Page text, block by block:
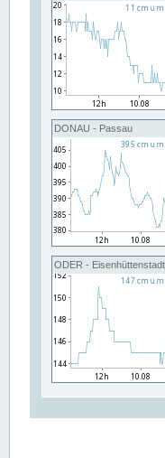
DONAU - Passau
ODER - Eisenhüttenstadt